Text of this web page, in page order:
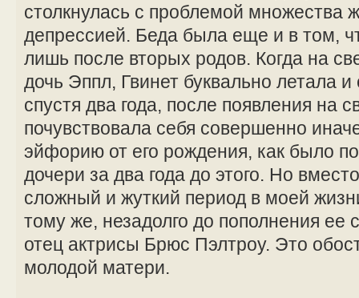
столкнулась с проблемой
депрессией. Беда была еще и в том,
лишь после вторых родов. Когда на
дочь Эппл, Гвинет буквально летала
спустя два года, после появления на
почувствовала себя совершенно
эйфорию от его рождения, как было
дочери за два года до этого. Но
сложный и жуткий период в моей
тому же, незадолго до пополнения ее
отец актрисы Брюс Пэлтроу. Это
молодой матери.